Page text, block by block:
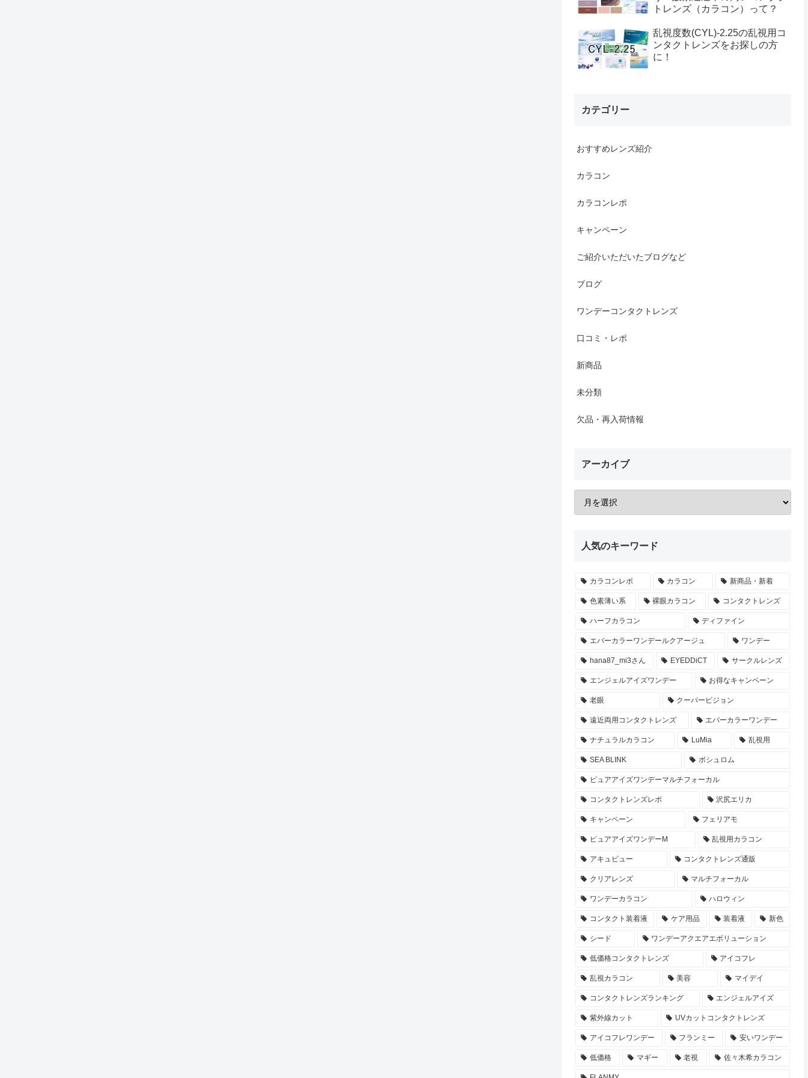
トレンズ（カラコン）って？
乱視度数(CYL)-2.25の乱視用コ
ンタクトレンズをお探しの方
に！
カテゴリー
おすすめレンズ紹介
カラコン
カラコンレポ
キャンペーン
ご紹介いただいたブログなど
ブログ
ワンデーコンタクトレンズ
口コミ・レポ
新商品
未分類
欠品・再入荷情報
アーカイブ
人気のキーワード
カラコンレポ カラコン 新商品・新着
色素薄い系 裸眼カラコン コンタクトレンズ
ハーフカラコン ディファイン
エバーカラーワンデールクアージュ ワンデー
hana87_mi3さん EYEDDiCT サークルレンズ
エンジェルアイズワンデー お得なキャンペーン
老眼 クーパービジョン
遠近両用コンタクトレンズ エバーカラーワンデー
ナチュラルカラコン LuMia 乱視用
SEA BLINK ボシュロム
ピュアアイズワンデーマルチフォーカル
コンタクトレンズレポ 沢尻エリカ
キャンペーン フェリアモ
ピュアアイズワンデーM 乱視用カラコン
アキュビュー コンタクトレンズ通販
クリアレンズ マルチフォーカル
ワンデーカラコン ハロウィン
コンタクト装着液 ケア用品 装着液 新色
シード ワンデーアクエアエボリューション
低価格コンタクトレンズ アイコフレ
乱視カラコン 美容 マイデイ
コンタクトレンズランキング エンジェルアイズ
紫外線カット UVカットコンタクトレンズ
アイコフレワンデー フランミー 安いワンデー
低価格 マギー 老視 佐々木希カラコン